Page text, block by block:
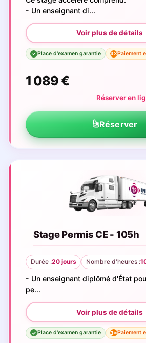
- Un enseignant di...
✓ Place d'examen garantie 3×Paiement
1 089 €
Réserver en
Réserver
Stage Permis CE - 105h
Durée :20 jours Nombre d'heures :
- Un enseignant diplômé d'État
pe...
✓ Place d'examen garantie 3×Paiement